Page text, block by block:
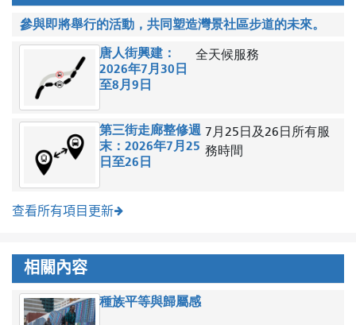
參與即將舉行的活動，共同塑造灣景社區步道的未來。
唐人街興建：
2026年7月30日
至8月9日
全天候服務
第三街走廊整修週
末：2026年7月25
日至26日
7月25日及26日所有服
務時間
查看所有項目更新
相關內容
種族平等與歸屬感